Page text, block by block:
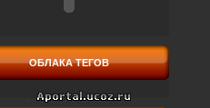
ОБЛАКА ТЕГОВ